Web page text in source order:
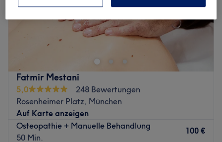
Fatmir Mestani
5,0
248 Bewertungen
Rosenheimer Platz, München
Auf Karte anzeigen
Osteopathie + Manuelle Behandlung
50 Min.
100 €